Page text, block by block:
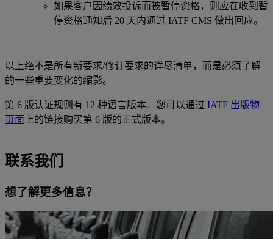
如果客户因绩效投诉而被暂停资格，则应在收到暂
停资格通知后 20 天内通过 IATF CMS 做出回应。
以上绝不是所有新要求/修订要求的详尽清单，而是必须了解
的一些重要变化的缩影。
第 6 版认证规则有 12 种语言版本。您可以通过 IATF 出版物
页面 上的链接购买第 6 版的正式版本。
联系我们
想了解更多信息？